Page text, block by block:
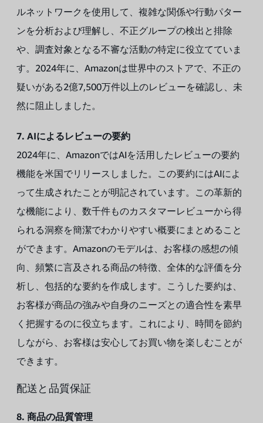
ルネットワークを使用して、複雑な関係や行動パター
ンを分析および理解し、不正グループの検出と排除
や、調査対象となる不審な活動の特定に役立てていま
す。2024年に、Amazonは世界中のストアで、不正の
疑いがある2億7,500万件以上のレビューを確認し、未
然に阻止しました。
7. AIによるレビューの要約
2024年に、AmazonではAIを活用したレビューの要約
機能を米国でリリースしました。この要約にはAIによ
って生成されたことが明記されています。この革新的
な機能により、数千件ものカスタマーレビューから得
られる洞察を簡潔でわかりやすい概要にまとめること
ができます。Amazonのモデルは、お客様の感想の傾
向、頻繁に言及される商品の特徴、全体的な評価を分
析し、包括的な要約を作成します。こうした要約は、
お客様が商品の強みや自身のニーズとの適合性を素早
く把握するのに役立ちます。これにより、時間を節約
しながら、お客様は安心してお買い物を楽しむことが
できます。
配送と品質保証
8. 商品の品質管理